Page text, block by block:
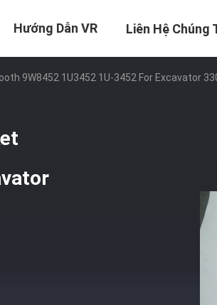
Hướng Dẫn VR Liên Hệ Chúng
9W8452 1U3452 1U-3452 For Excavator